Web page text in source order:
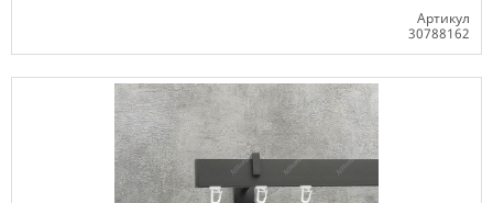
Артикул
30788162